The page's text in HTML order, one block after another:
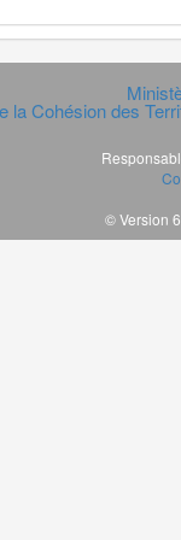
la Cohésion des
© Version